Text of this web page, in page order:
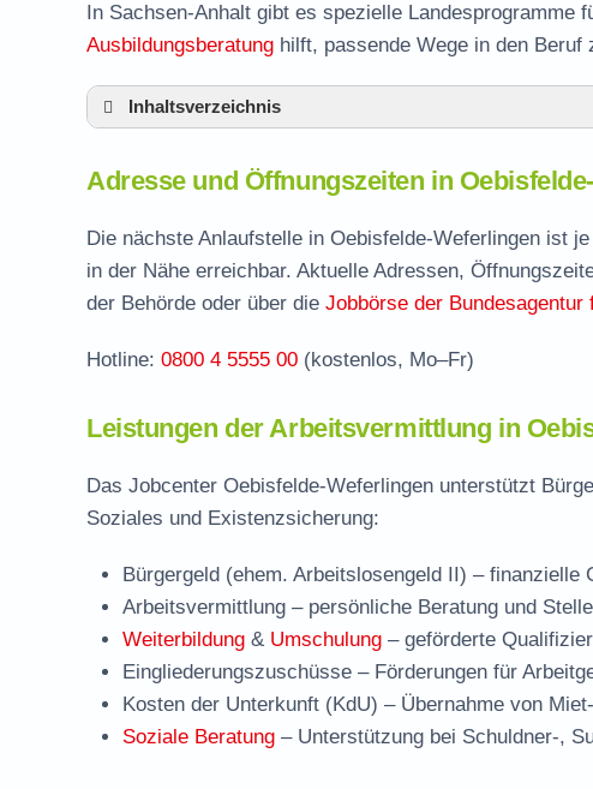
In Sachsen-Anhalt gibt es spezielle Landesprogramme
Ausbildungsberatung hilft, passende Wege in den Beruf
Inhaltsverzeichnis
Leistungen der Arbeitsvermittlung in Oebisfelde-
Termin vereinbaren und Bürgergeld beantragen
Jobcenter Börde – zuständige Stelle
Stellenangebote und Jobbörse in Oebisfelde-
Häufige Fragen rund ums Jobcenter
Adresse und Öffnungszeiten in
Die nächste Anlaufstelle in Oebisfelde-Weferlingen ist
in der Nähe erreichbar. Aktuelle Adressen,
der Behörde oder über die Jobbörse der Bundesagentur
Hotline: 0800 4 5555 00 (kostenlos, Mo–Fr)
Leistungen der Arbeitsvermittlung in
Das Jobcenter Oebisfelde-Weferlingen unterstützt
Soziales und Existenzsicherung:
Bürgergeld (ehem. Arbeitslosengeld II) – finanzielle
Arbeitsvermittlung – persönliche Beratung und
Weiterbildung & Umschulung – geförderte
Eingliederungszuschüsse – Förderungen für
Kosten der Unterkunft (KdU) – Übernahme von
Soziale Beratung – Unterstützung bei Schuldner-,